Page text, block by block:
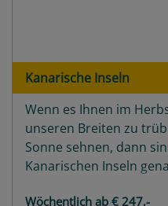
Kanarische Inseln
Wenn es Ihnen im
unseren Breiten zu
Sonne sehnen, dann
Kanarischen Inseln
wunderschönen
Wöchentlich ab € 247,-